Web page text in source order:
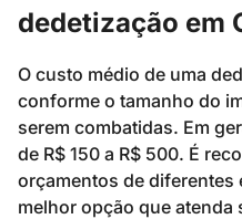
dedetização em
O custo médio de uma
conforme o tamanho do
serem combatidas. Em
de R$ 150 a R$ 500. É
orçamentos de diferentes
melhor opção que atenda